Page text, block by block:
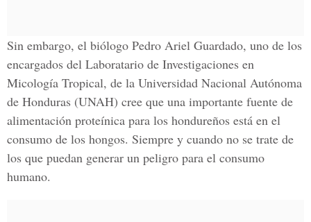
Sin embargo, el biólogo Pedro Ariel Guardado, uno de los
encargados del Laboratario de Investigaciones en
Micología Tropical, de la Universidad Nacional Autónoma
de Honduras (UNAH) cree que una importante fuente de
alimentación proteínica para los hondureños está en el
consumo de los hongos. Siempre y cuando no se trate de
los que puedan generar un peligro para el consumo
humano.